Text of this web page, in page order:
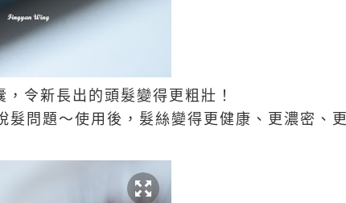
令新長出的頭髮變得更粗壯！
問題～使用後，髮絲變得更健康、更濃密、更